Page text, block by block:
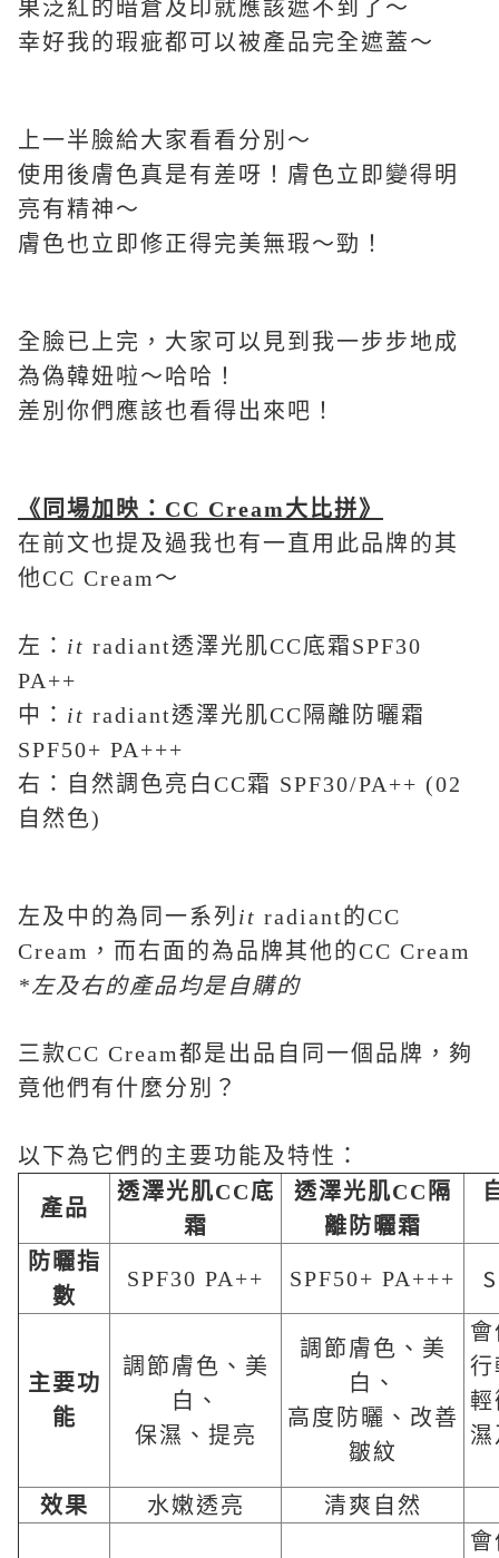
果泛紅的暗倉及印就應該遮不到了～
幸好我的瑕疵都可以被產品完全遮蓋～
上一半臉給大家看看分別～
使用後膚色真是有差呀！膚色立即變得明
亮有精神～
膚色也立即修正得完美無瑕～勁！
全臉已上完，大家可以見到我一步步地成
為偽韓妞啦～哈哈！
差別你們應該也看得出來吧！
《 同場加映： CC Cream大比拼》
在前文也提及過我也有一直用此品牌的其
他CC Cream～
左： it radiant透澤光肌CC底霜SPF30
PA++
中： it radiant透澤光肌CC隔離防曬霜
SPF50+ PA+++
右：自然調色亮白CC霜 SPF30/PA++ (02
自然色)
左及中的為同一系列 it radiant的CC
Cream，而右面的為品牌其他的CC Cream
*左及右的產品均是自購的
三款CC Cream都是出品自同一個品牌，夠
竟他們有什麼分別？
以下為它們的主要功能及特性：
產品
透澤光肌CC底
霜
透澤光肌CC 隔
離防曬霜
防曬指
數
SPF30 PA++ SPF50+ PA+++
主要功
能
調節膚色、美
白、
保濕、提亮
調節膚色、美
白、
高度防曬、改善
皺紋
行
輕
效果 水嫩透亮 清爽自然